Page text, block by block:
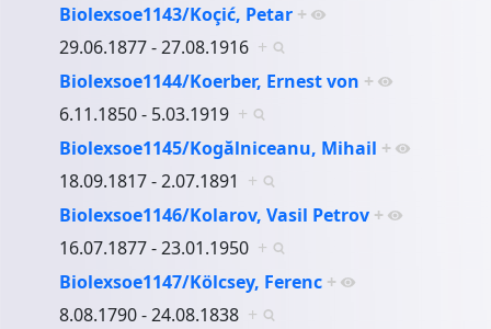
Biolexsoe1143/Koçić, Petar +
29.06.1877 - 27.08.1916 +
Biolexsoe1144/Koerber, Ernest von +
6.11.1850 - 5.03.1919 +
Biolexsoe1145/Kogălniceanu, Mihail +
18.09.1817 - 2.07.1891 +
Biolexsoe1146/Kolarov, Vasil Petrov +
16.07.1877 - 23.01.1950 +
Biolexsoe1147/Kölcsey, Ferenc +
8.08.1790 - 24.08.1838 +